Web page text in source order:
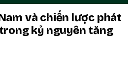
và chiến lược phát
kỷ nguyên tăng